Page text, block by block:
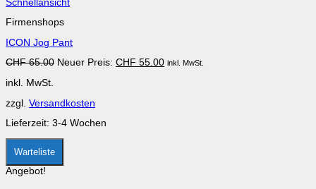
weist
Varianten
Die
können
der
Produktseite
gewählt
werden
Schnellansicht
Firmenshops
ICON Jog Pant
CHF65.00 Ursprünglicher
Neuer Preis: CHF 55.00Aktueller
inkl. MwSt.
inkl. MwSt.
zzgl. Versandkosten
Lieferzeit: 3-4 Wochen
Warteliste
Angebot!